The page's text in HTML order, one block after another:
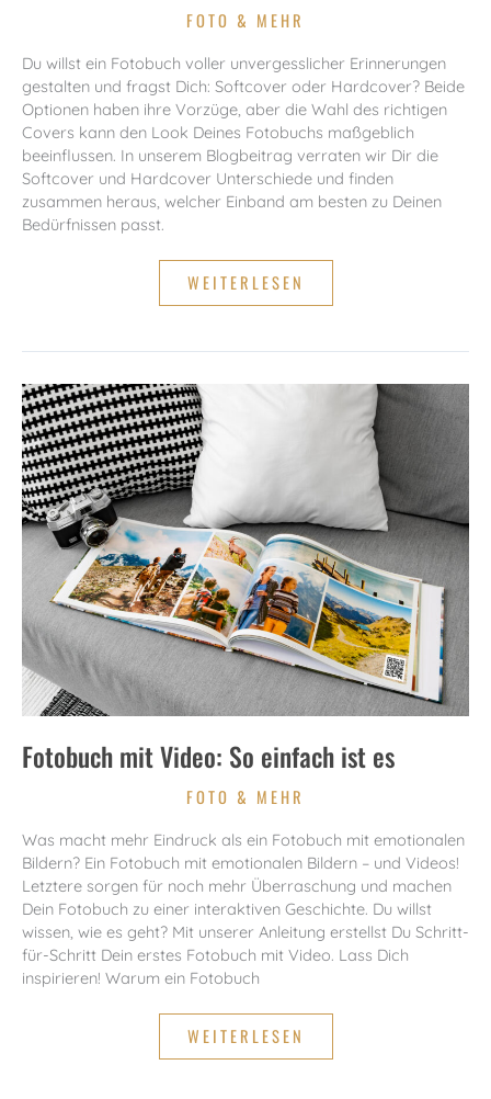
FOTO & MEHR
Du willst ein Fotobuch voller unvergesslicher Erinnerungen
gestalten und fragst Dich: Softcover oder Hardcover? Beide
Optionen haben ihre Vorzüge, aber die Wahl des richtigen
Covers kann den Look Deines Fotobuchs maßgeblich
beeinflussen. In unserem Blogbeitrag verraten wir Dir die
Softcover und Hardcover Unterschiede und finden
zusammen heraus, welcher Einband am besten zu Deinen
Bedürfnissen passt.
SOFTCOVER
ODER
HARDCOVER
SIND
UNTERSCHIEDE?
WEITERLESEN
Fotobuch mit Video: So einfach ist es
FOTO & MEHR
Was macht mehr Eindruck als ein Fotobuch mit emotionalen
Bildern? Ein Fotobuch mit emotionalen Bildern – und Videos!
Letztere sorgen für noch mehr Überraschung und machen
Dein Fotobuch zu einer interaktiven Geschichte. Du willst
wissen, wie es geht? Mit unserer Anleitung erstellst Du Schritt-
für-Schritt Dein erstes Fotobuch mit Video. Lass Dich
inspirieren! Warum ein Fotobuch
FOTOBUCH
MIT
VIDEO:
WEITERLESEN